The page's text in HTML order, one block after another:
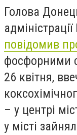
Голова
повідомив
фосфорними
26 квітня,
– у центрі
у місті